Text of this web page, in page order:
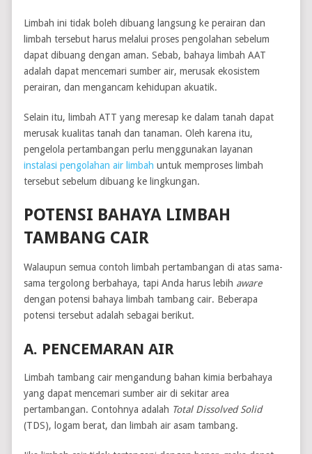
Limbah ini tidak boleh dibuang langsung ke perairan dan
limbah tersebut harus melalui proses pengolahan sebelum
dapat dibuang dengan aman. Sebab, bahaya limbah AAT
adalah dapat mencemari sumber air, merusak ekosistem
perairan, dan mengancam kehidupan akuatik.
Selain itu, limbah ATT yang meresap ke dalam tanah dapat
merusak kualitas tanah dan tanaman. Oleh karena itu,
pengelola pertambangan perlu menggunakan layanan
instalasi pengolahan air limbah untuk memproses limbah
tersebut sebelum dibuang ke lingkungan.
POTENSI BAHAYA LIMBAH
TAMBANG CAIR
Walaupun semua contoh limbah pertambangan di atas sama-
sama tergolong berbahaya, tapi Anda harus lebih aware
dengan potensi bahaya limbah tambang cair. Beberapa
potensi tersebut adalah sebagai berikut.
A. PENCEMARAN AIR
Limbah tambang cair mengandung bahan kimia berbahaya
yang dapat mencemari sumber air di sekitar area
pertambangan. Contohnya adalah Total Dissolved Solid
(TDS), logam berat, dan limbah air asam tambang.